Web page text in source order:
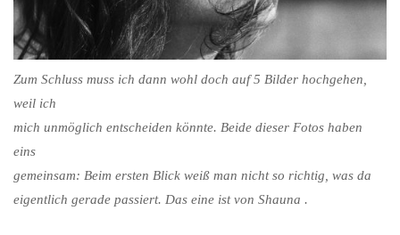
Zum Schluss muss ich dann wohl doch auf 5 Bilder hochgehen,
weil ich
mich unmöglich entscheiden könnte. Beide dieser Fotos haben
eins
gemeinsam: Beim ersten Blick weiß man nicht so richtig, was da
eigentlich gerade passiert. Das eine ist von Shauna .